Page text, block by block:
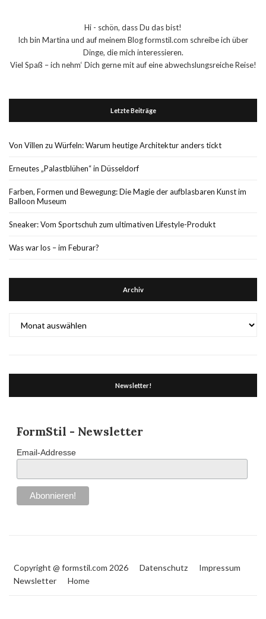
Hi - schön, dass Du das bist!
Ich bin Martina und auf meinem Blog formstil.com schreibe ich über
Dinge, die mich interessieren.
Viel Spaß – ich nehm‘ Dich gerne mit auf eine abwechslungsreiche Reise!
Letzte Beiträge
Von Villen zu Würfeln: Warum heutige Architektur anders tickt
Erneutes „Palastblühen“ in Düsseldorf
Farben, Formen und Bewegung: Die Magie der aufblasbaren Kunst im
Balloon Museum
Sneaker: Vom Sportschuh zum ultimativen Lifestyle-Produkt
Was war los – im Feburar?
Archiv
Newsletter!
FormStil - Newsletter
Email-Addresse
Copyright @ formstil.com 2026 Datenschutz
Impressum
Newsletter
Home